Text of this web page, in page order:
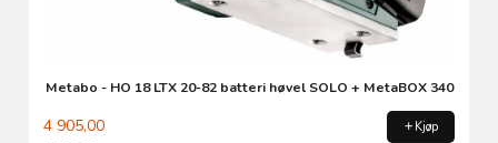
Metabo - HO 18 LTX 20-82 batteri høvel SOLO + MetaBOX 340
4 905,00 Kjøp